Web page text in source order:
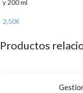
y 200 ml
2,50€
Productos